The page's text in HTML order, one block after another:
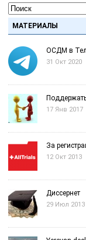
МАТЕРИАЛЫ
ОСДМ в
31 Окт 2020
17 Янв 2017
За
12 Окт 2013
Диссернет
29 Июл 2013